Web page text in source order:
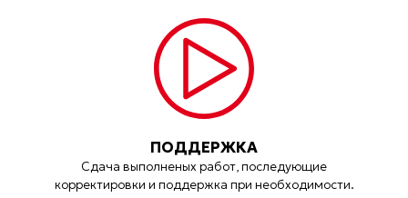
ПОДДЕРЖКА
Сдача выполненых работ, последующие
корректировки и поддержка при необходимости.